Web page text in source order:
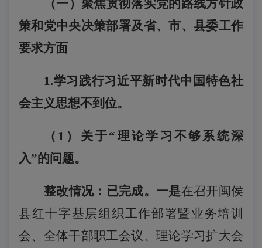
（一）聚焦贯彻落实党的路线方针政
策和党中央决策部署及省、市、县委工作
要求方面
1.学习践行习近平新时代中国特色社
会主义思想不到位。
（ 1 ）关于“理论学习不够系统深
入”的问题。
整改情况：已完成。一是在召开闽侯
县红十字基层组织工作部署暨业务培训
会、全体干部职工会议、理论学习扩大会